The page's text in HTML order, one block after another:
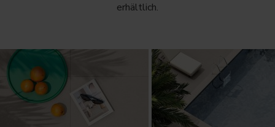
erhältlich.